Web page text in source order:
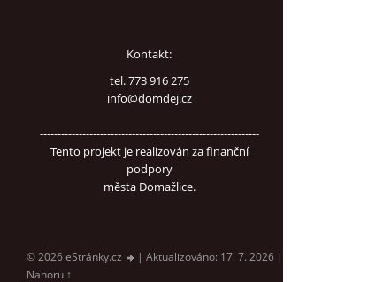
Kontakt:
tel. 773 916 275
info@domdej.cz
--------------------------------------------------------------
Tento projekt je realizován za finanční
podpory
města Domažlice.
© 2026 eStránky.cz | Aktualizováno: 17. 7. 2026 |
Nahoru ↑